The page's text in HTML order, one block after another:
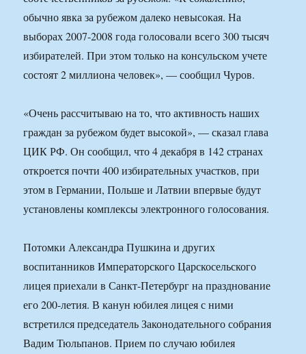
обычно явка за рубежом далеко невысокая. На
выборах 2007-2008 года голосовали всего 300 тысяч
избирателей. При этом только на консульском учете
состоят 2 миллиона человек», — сообщил Чуров.
«Очень рассчитываю на то, что активность наших
граждан за рубежом будет высокой», — сказал глава
ЦИК РФ. Он сообщил, что 4 декабря в 142 странах
откроется почти 400 избирательных участков, при
этом в Германии, Польше и Латвии впервые будут
установлены комплексы электронного голосования.
Потомки Александра Пушкина и других
воспитанников Императорского Царскосельского
лицея приехали в Санкт-Петербург на празднование
его 200-летия. В канун юбилея лицея с ними
встретился председатель Законодательного собрания
Вадим Тюльпанов. Прием по случаю юбилея